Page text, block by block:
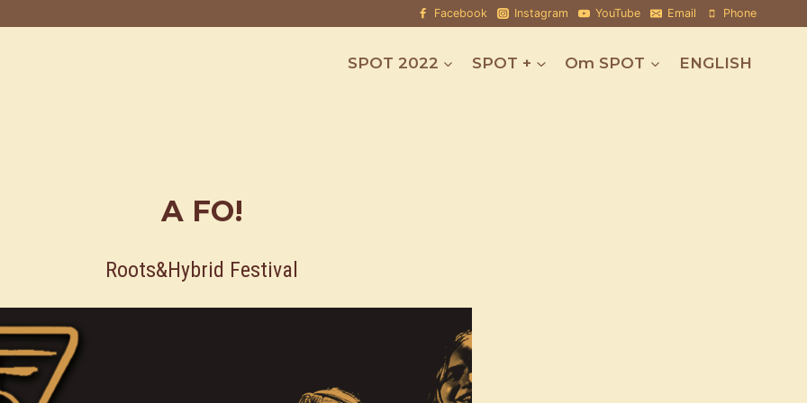
Facebook Instagram YouTube Email Phone
SPOT 2022 SPOT + Om SPOT ENGLISH
A FO!
Roots&Hybrid Festival